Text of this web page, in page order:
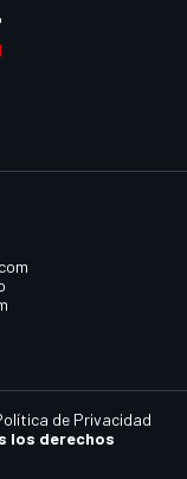
los derechos
de Privacidad